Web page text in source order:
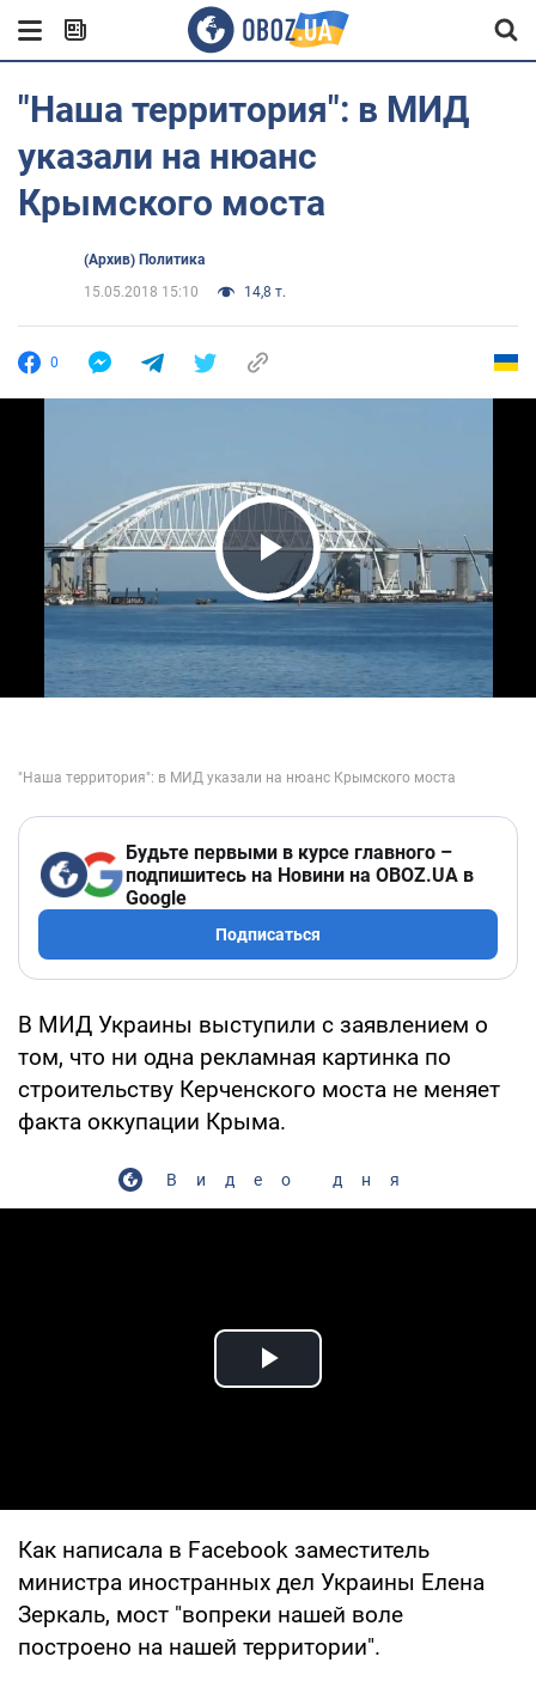
"Наша территория": в МИД
указали на нюанс
Крымского моста
(Архив) Политика
15.05.2018 15:10
14,8 т.
0
Play Video
Будьте первыми в курсе главного –
подпишитесь на Новини на OBOZ.UA в
Google
Подписаться
В МИД Украины выступили с заявлением о
том, что ни одна рекламная картинка по
строительству Керченского моста не меняет
факта оккупации Крыма.
Видео дня
Play Video
Как написала в Facebook заместитель
министра иностранных дел Украины Елена
Зеркаль, мост "вопреки нашей воле
построено на нашей территории".